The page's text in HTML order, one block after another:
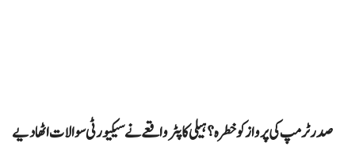
صدر ٹرمپ کی پرواز کو خطرہ؟ ہیلی کاپٹر واقعے نے سیکیورٹی سوالات اٹھا دیے